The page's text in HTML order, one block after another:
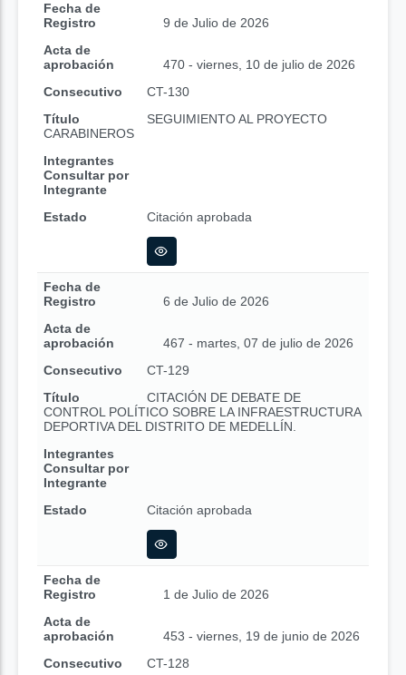
Fecha de
Registro
9 de Julio de 2026
Acta de
aprobación
470 - viernes, 10 de julio de 2026
Consecutivo
CT-130
Título
SEGUIMIENTO AL PROYECTO
CARABINEROS
Integrantes
Consultar por
Integrante
Estado
Citación aprobada
Fecha de
Registro
6 de Julio de 2026
Acta de
aprobación
467 - martes, 07 de julio de 2026
Consecutivo
CT-129
Título
CITACIÓN DE DEBATE DE
CONTROL POLÍTICO SOBRE LA INFRAESTRUCTURA
DEPORTIVA DEL DISTRITO DE MEDELLÍN.
Integrantes
Consultar por
Integrante
Estado
Citación aprobada
Fecha de
Registro
1 de Julio de 2026
Acta de
aprobación
453 - viernes, 19 de junio de 2026
Consecutivo
CT-128